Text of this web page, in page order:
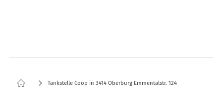
Tankstelle Coop in 3414 Oberburg Emmentalstr. 124